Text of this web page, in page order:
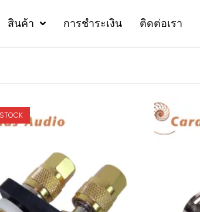
สินค้า การชำระเงิน ติดต่อเรา